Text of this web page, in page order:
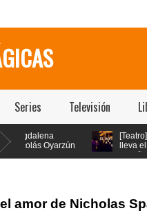
Series Televisión
Oyarzún
el regreso
[Teatro] “El
lleva el
amor de Nicholas